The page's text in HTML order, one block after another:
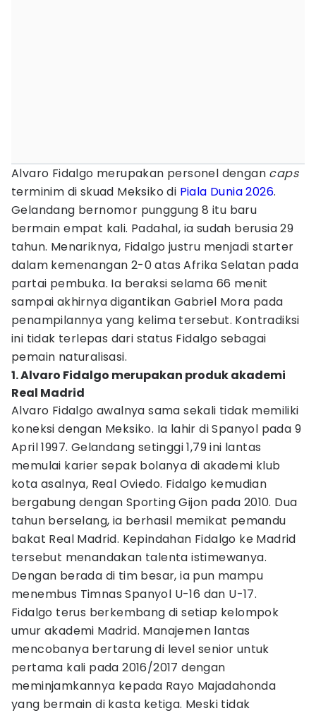
Alvaro Fidalgo merupakan personel dengan caps
terminim di skuad Meksiko di Piala Dunia 2026.
Gelandang bernomor punggung 8 itu baru
bermain empat kali. Padahal, ia sudah berusia 29
tahun. Menariknya, Fidalgo justru menjadi starter
dalam kemenangan 2-0 atas Afrika Selatan pada
partai pembuka. Ia beraksi selama 66 menit
sampai akhirnya digantikan Gabriel Mora pada
penampilannya yang kelima tersebut. Kontradiksi
ini tidak terlepas dari status Fidalgo sebagai
pemain naturalisasi.
1. Alvaro Fidalgo merupakan produk akademi
Real Madrid
Alvaro Fidalgo awalnya sama sekali tidak memiliki
koneksi dengan Meksiko. Ia lahir di Spanyol pada 9
April 1997. Gelandang setinggi 1,79 ini lantas
memulai karier sepak bolanya di akademi klub
kota asalnya, Real Oviedo. Fidalgo kemudian
bergabung dengan Sporting Gijon pada 2010. Dua
tahun berselang, ia berhasil memikat pemandu
bakat Real Madrid. Kepindahan Fidalgo ke Madrid
tersebut menandakan talenta istimewanya.
Dengan berada di tim besar, ia pun mampu
menembus Timnas Spanyol U-16 dan U-17.
Fidalgo terus berkembang di setiap kelompok
umur akademi Madrid. Manajemen lantas
mencobanya bertarung di level senior untuk
pertama kali pada 2016/2017 dengan
meminjamkannya kepada Rayo Majadahonda
yang bermain di kasta ketiga. Meski tidak